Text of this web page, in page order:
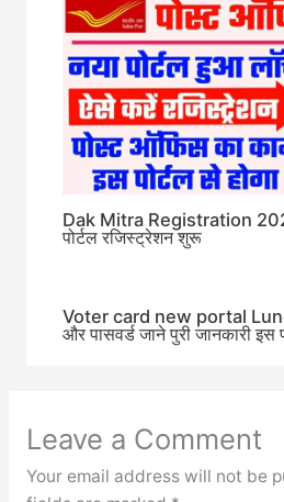
Dak Mitra Registration
पोर्टल रजिस्ट्रेशन शुरू
Voter card new portal
और पासवर्ड जाने पुरी जानकारी इस
Leave a Comment
Your email address will not be